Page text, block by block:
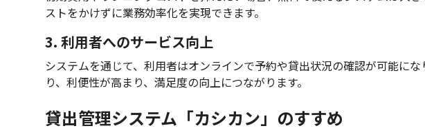
ストをかけずに業務効率化を実現できます。
3. 利用者へのサービス向上
システムを通じて、利用者はオンラインで予約や貸出状況の確認が可能にな
り、利便性が高まり、満足度の向上につながります。
貸出管理システム「カシカン」のすすめ